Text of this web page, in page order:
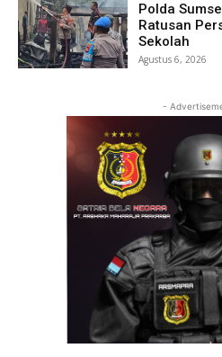
Polda
Ratusan
Sekolah
Agustus 6, 2026
-